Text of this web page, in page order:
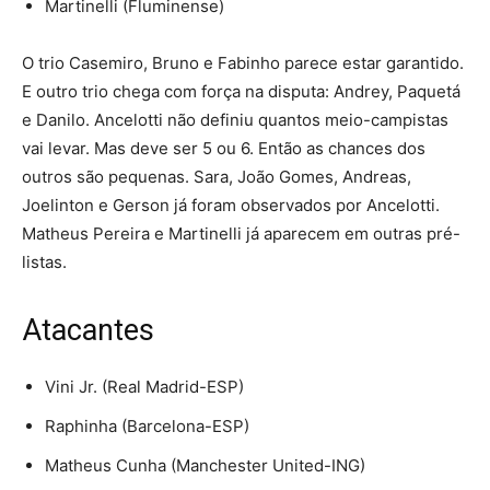
Martinelli (Fluminense)
O trio Casemiro, Bruno e Fabinho parece estar garantido.
E outro trio chega com força na disputa: Andrey, Paquetá
e Danilo. Ancelotti não definiu quantos meio-campistas
vai levar. Mas deve ser 5 ou 6. Então as chances dos
outros são pequenas. Sara, João Gomes, Andreas,
Joelinton e Gerson já foram observados por Ancelotti.
Matheus Pereira e Martinelli já aparecem em outras pré-
listas.
Atacantes
Vini Jr. (Real Madrid-ESP)
Raphinha (Barcelona-ESP)
Matheus Cunha (Manchester United-ING)